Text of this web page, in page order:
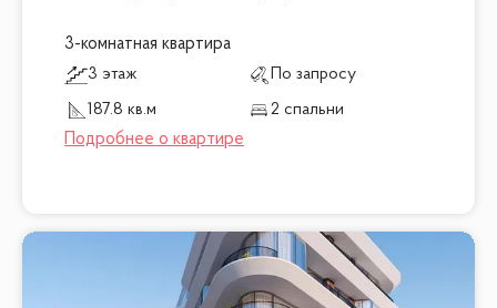
3-комнатная квартира
3 этаж
По запросу
187.8 кв.м
2 спальни